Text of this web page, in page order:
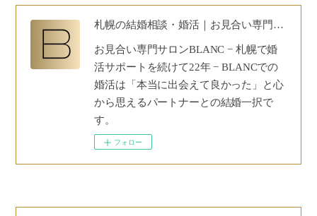
札幌の結婚相談・婚活｜お見合い専門サロンBLANC｜30代40代50代の安心婚活
お見合い専門サロンBLANC − 札幌で婚
活サポートを続けて22年 − BLANCでの
婚活は「本当に出会えて良かった」と心
から思えるパートナーとの結婚一択で
す。
フォロー